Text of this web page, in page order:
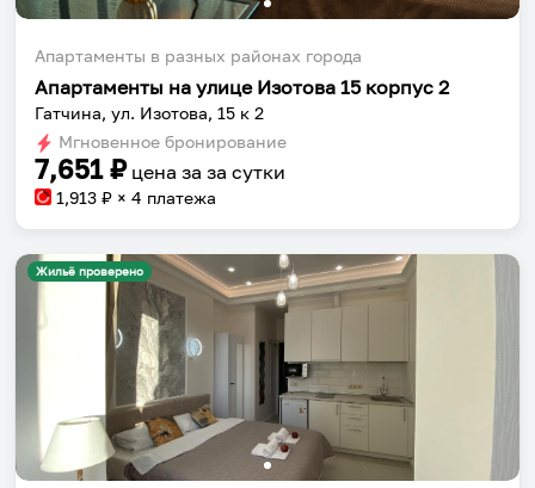
Апартаменты в разных районах города
Апартаменты на улице Изотова 15 корпус 2
Гатчина, ул. Изотова, 15 к 2
Мгновенное бронирование
7,651₽ цена за за сутки
1,913 ₽ × 4 платежа
Жильё проверено